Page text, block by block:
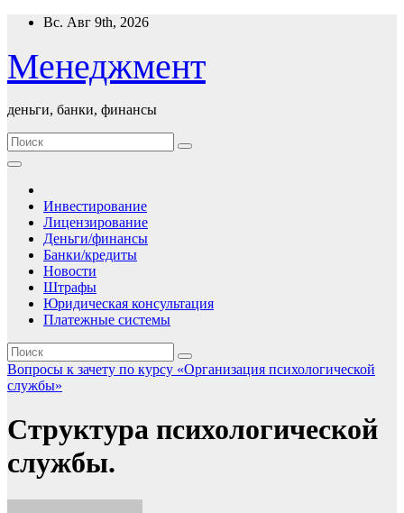
Перейти
содержимому
Вс. Авг 9th, 2026
Менеджмент
деньги, банки, финансы
Инвестирование
Лицензирование
Деньги/финансы
Банки/кредиты
Новости
Штрафы
Юридическая консультация
Платежные системы
Вопросы к зачету по курсу «Организация психологической
службы»
Структура психологической
службы.